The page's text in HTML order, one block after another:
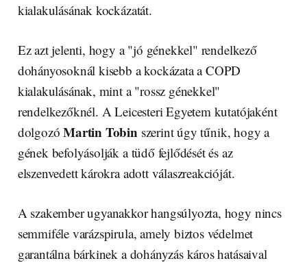
kialakulásának kockázatát.
Ez azt jelenti, hogy a "jó génekkel" rendelkező
dohányosoknál kisebb a kockázata a COPD
kialakulásának, mint a "rossz génekkel"
rendelkezőknél. A Leicesteri Egyetem kutatójaként
dolgozóMartin Tobin szerint úgy tűnik, hogy a
gének befolyásolják a tüdő fejlődését és az
elszenvedett károkra adott válaszreakcióját.
A szakember ugyanakkor hangsúlyozta, hogy nincs
semmiféle varázspirula, amely biztos védelmet
garantálna bárkinek a dohányzás káros hatásaival